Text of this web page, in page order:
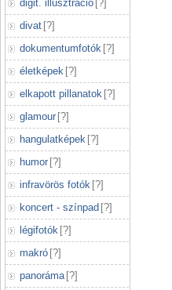
digit. illusztráció [?]
divat [?]
dokumentumfotók [?]
életképek [?]
elkapott pillanatok [?]
glamour [?]
hangulatképek [?]
humor [?]
infravörös fotók [?]
koncert - színpad [?]
légifotók [?]
makró [?]
panoráma [?]